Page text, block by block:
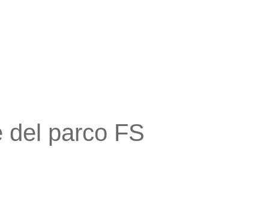
del parco FS